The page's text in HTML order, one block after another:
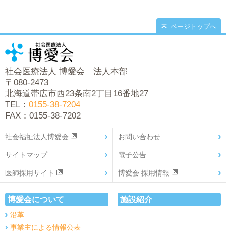
ページトップへ
社会医療法人 博愛会 法人本部
〒080-2473
北海道帯広市西23条南2丁目16番地27
TEL： 0155-38-7204
FAX：0155-38-7202
社会福祉法人博愛会 お問い合わせ
サイトマップ 電子公告
医師採用サイト 博愛会 採用情報
博愛会について
沿革
事業主による情報公表
施設紹介